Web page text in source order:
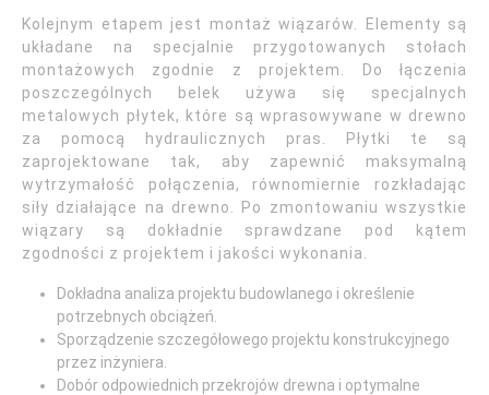
Kolejnym etapem jest montaż wiązarów. Elementy są
układane na specjalnie przygotowanych stołach
montażowych zgodnie z projektem. Do łączenia
poszczególnych belek używa się specjalnych
metalowych płytek, które są wprasowywane w drewno
za pomocą hydraulicznych pras. Płytki te są
zaprojektowane tak, aby zapewnić maksymalną
wytrzymałość połączenia, równomiernie rozkładając
siły działające na drewno. Po zmontowaniu wszystkie
wiązary są dokładnie sprawdzane pod kątem
zgodności z projektem i jakości wykonania.
Dokładna analiza projektu budowlanego i określenie
potrzebnych obciążeń.
Sporządzenie szczegółowego projektu konstrukcyjnego
przez inżyniera.
Dobór odpowiednich przekrojów drewna i optymalne